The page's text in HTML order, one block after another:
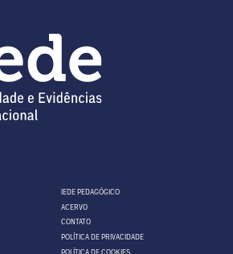
IEDE PEDAGÓGICO
ACERVO
CONTATO
POLÍTICA DE PRIVACIDADE
POLÍTICA DE COOKIES